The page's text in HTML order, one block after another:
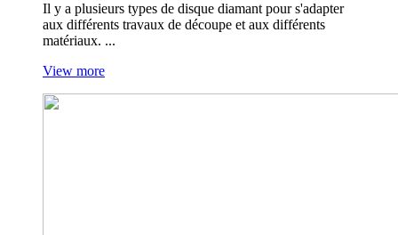
Il y a plusieurs types de disque diamant pour s'adapter
aux différents travaux de découpe et aux différents
matériaux. ...
View more